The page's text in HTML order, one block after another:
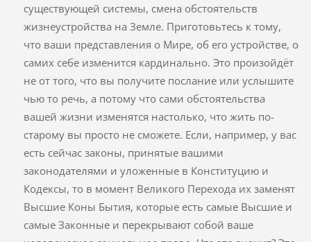
существующей системы, смена обстоятельств
жизнеустройства на Земле. Приготовьтесь к тому,
что ваши представления о Мире, об его устройстве, о
самих себе изменится кардинально. Это произойдёт
не от того, что вы получите послание или услышите
чью то речь, а потому что сами обстоятельства
вашей жизни изменятся настолько, что жить по-
старому вы просто не сможете. Если, например, у вас
есть сейчас законы, принятые вашими
законодателями и уложенные в Конституцию и
Кодексы, то в момент Великого Перехода их заменят
Высшие Коны Бытия, которые есть самые Высшие и
самые Законные и перекрывают собой ваше